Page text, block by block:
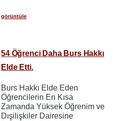
görüntüle
54 Öğrenci Daha Burs Hakkı
Elde Etti.
Burs Hakkı Elde Eden
Öğrencilerin En Kısa
Zamanda Yüksek Öğrenim ve
Dışilişkiler Dairesine